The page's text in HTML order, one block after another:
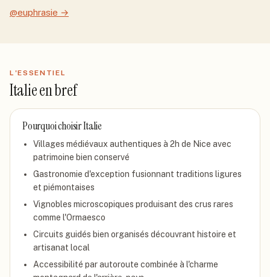
@euphrasie →
L'ESSENTIEL
Italieen bref
Pourquoi choisirItalie
Villages médiévaux authentiques à 2h de Nice avec
patrimoine bien conservé
Gastronomie d'exception fusionnant traditions ligures
et piémontaises
Vignobles microscopiques produisant des crus rares
comme l'Ormaesco
Circuits guidés bien organisés découvrant histoire et
artisanat local
Accessibilité par autoroute combinée à l'charme